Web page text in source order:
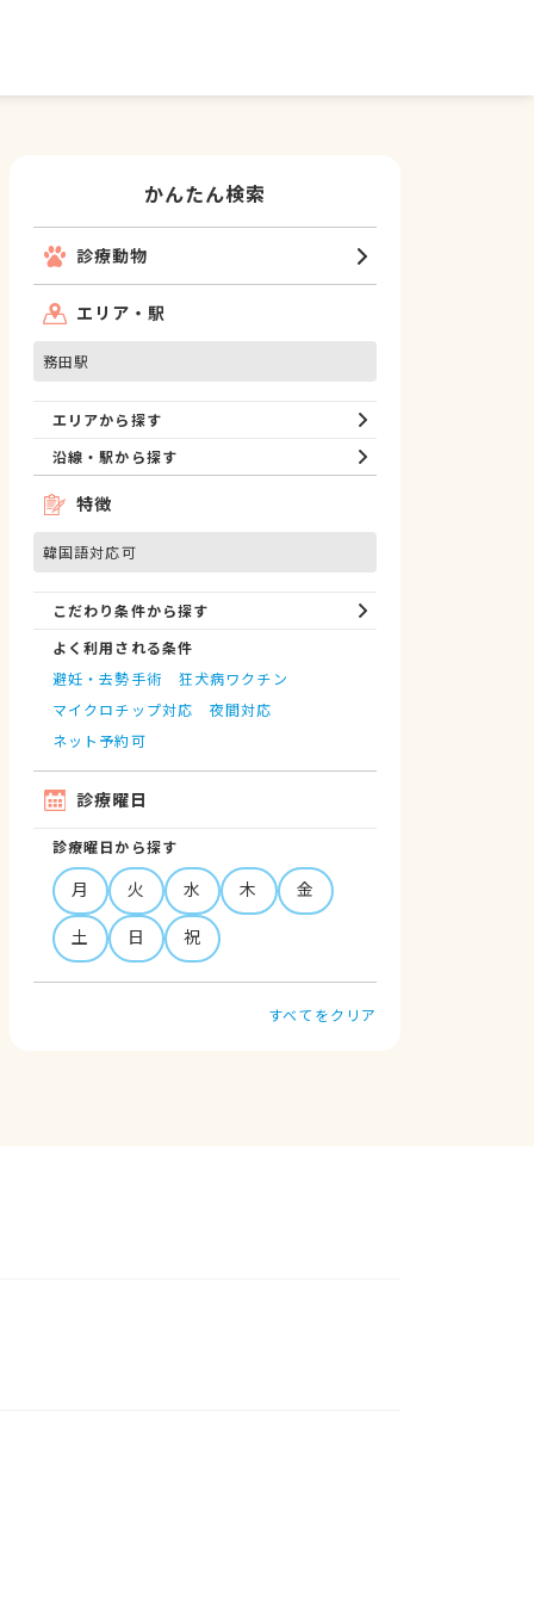
かんたん検索
診療動物
エリア・駅
務田駅
エリアから探す
沿線・駅から探す
特徴
韓国語対応可
こだわり条件から探す
よく利用される条件
避妊・去勢手術
狂犬病ワクチン
マイクロチップ対応
夜間対応
ネット予約可
診療曜日
診療曜日から探す
月 火 水 木
金
土
日 祝
すべてをクリア